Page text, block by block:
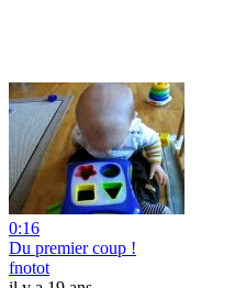
0:16
Du premier coup !
fnotot